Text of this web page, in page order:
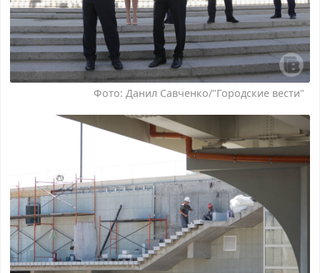
Фото: Данил Савченко/"Городские вести"